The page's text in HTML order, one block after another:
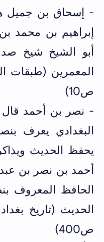
- إسحاق بن جميل
إبراهيم بن محمد
أبو الشيخ شيخ
ص10)
- نصر بن أحمد قال
البغدادي يعرف
يحفظ الحديث
أحمد بن نصر بن عبد
الحافظ المعروف
ص400)